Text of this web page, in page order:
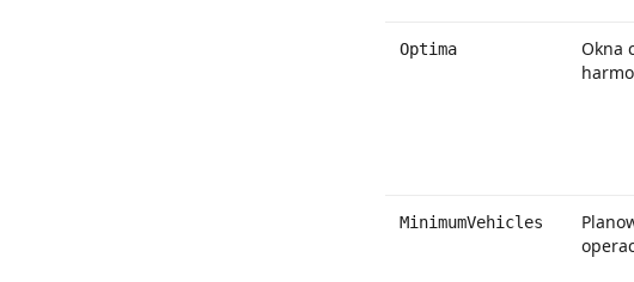
Optima
Okna
MinimumVehicles